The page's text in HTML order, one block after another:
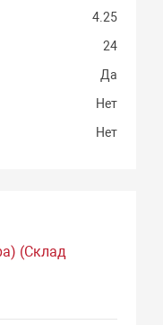
4.25
24
Да
Нет
Нет
(Склад